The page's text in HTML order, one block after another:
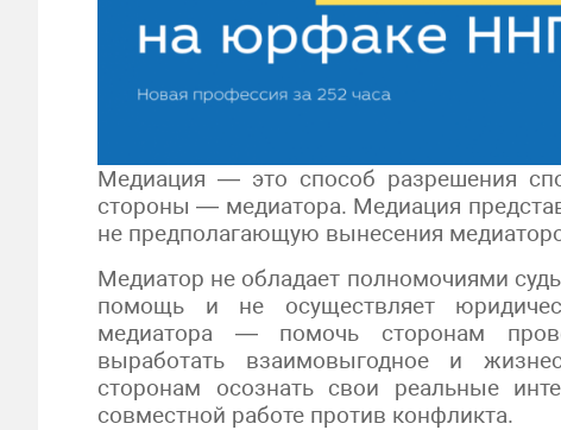
Медиация — это способ разрешения
стороны — медиатора. Медиация
не предполагающую вынесения
Медиатор не обладает полномочиями
помощь и не осуществляет
медиатора — помочь сторонам
выработать взаимовыгодное и
сторонам осознать свои реальные
совместной работе против конфликта.